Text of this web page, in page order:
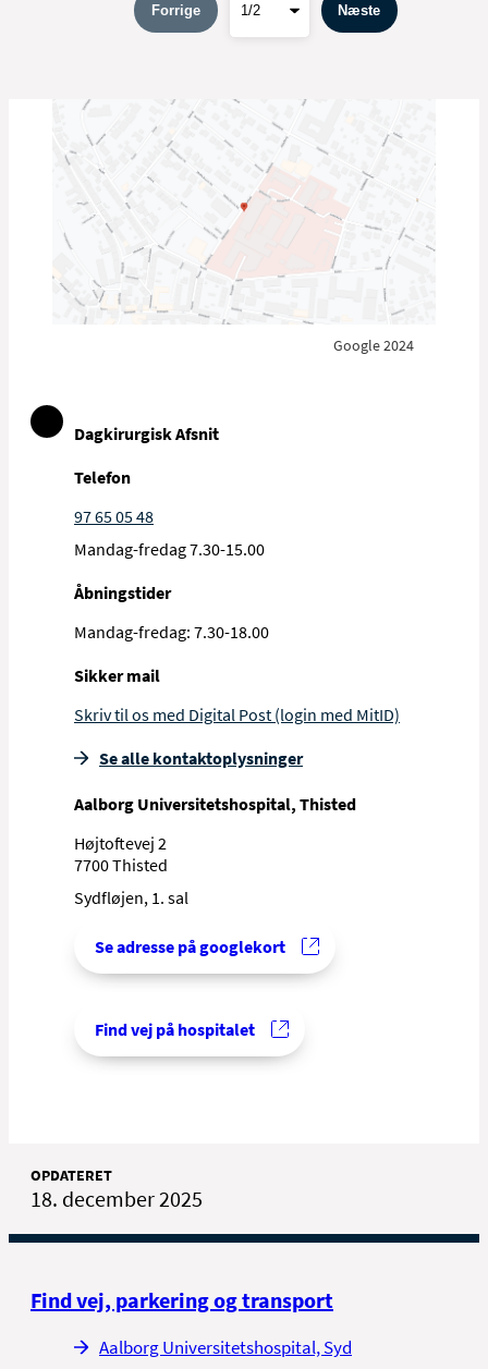
Forrige Næste
Google 2024
Dagkirurgisk Afsnit
Telefon
97 65 05 48
Mandag-fredag 7.30-15.00
Åbningstider
Mandag-fredag: 7.30-18.00
Sikker mail
Skriv til os med Digital Post (login med MitID)
Se alle kontakt­oplysninger
Aalborg Universitetshospital, Thisted
Højtoftevej 2
7700 Thisted
Sydfløjen, 1. sal
Se adresse på googlekort
Find vej på hospitalet
OPDATERET
18. december 2025
Find vej, parkering og transport
Aalborg Universitetshospital, Syd